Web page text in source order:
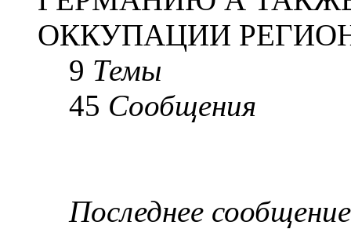
ОККУПАЦИИ
9 Темы
45 Сообщения
Последнее сообщение